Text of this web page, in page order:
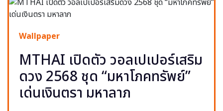
Wallpaper
MTHAI เปิดตัว วอลเปเปอร์เสริม
ดวง 2568 ชุด “มหาโภคทรัพย์”
เด่นเงินตรา มหาลาภ